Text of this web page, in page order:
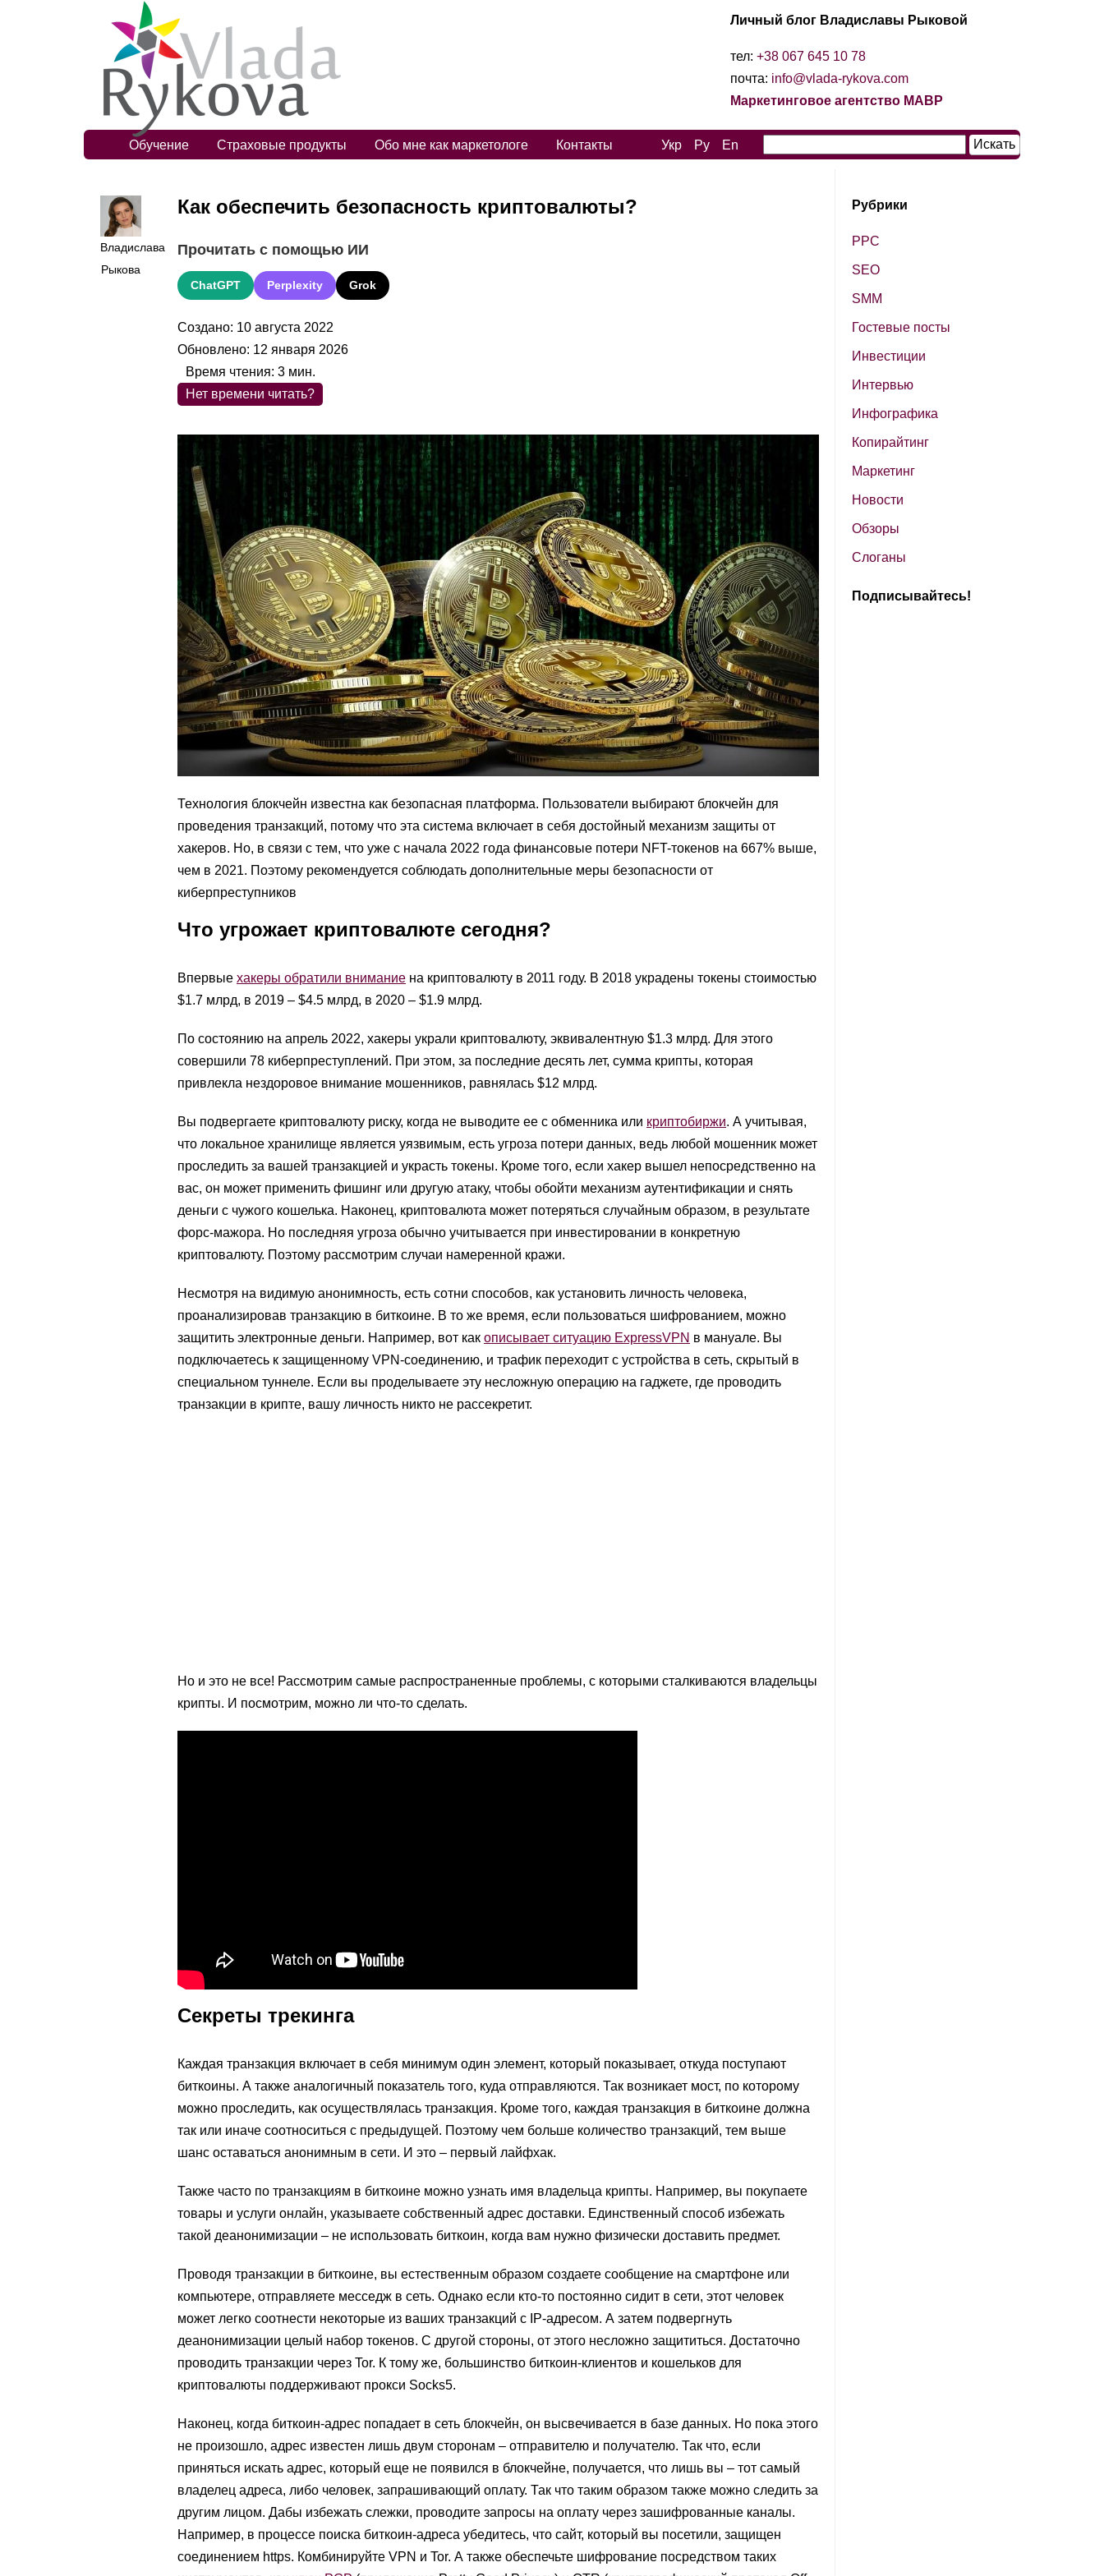
Личный блог Владиславы Рыковой
тел: +38 067 645 10 78
почта: info@vlada-rykova.com
Маркетинговое агентство МАВР
Обучение Страховые продукты Обо мне как маркетологе Контакты Укр Ру En
Владислава
Рыкова
Как обеспечить безопасность криптовалюты?
Прочитать с помощью ИИ
ChatGPT Perplexity Grok
Создано: 10 августа 2022
Обновлено: 12 января 2026
Нет времени читать?
Время чтения: 3 мин.
Технология блокчейн известна как безопасная платформа. Пользователи выбирают блокчейн для
проведения транзакций, потому что эта система включает в себя достойный механизм защиты от
хакеров. Но, в связи с тем, что уже с начала 2022 года финансовые потери NFT-токенов на 667% выше,
чем в 2021. Поэтому рекомендуется соблюдать дополнительные меры безопасности от
киберпреступников
Что угрожает криптовалюте сегодня?
Впервые хакеры обратили внимание на криптовалюту в 2011 году. В 2018 украдены токены стоимостью
$1.7 млрд, в 2019 – $4.5 млрд, в 2020 – $1.9 млрд.
По состоянию на апрель 2022, хакеры украли криптовалюту, эквивалентную $1.3 млрд. Для этого
совершили 78 киберпреступлений. При этом, за последние десять лет, сумма крипты, которая
привлекла нездоровое внимание мошенников, равнялась $12 млрд.
Вы подвергаете криптовалюту риску, когда не выводите ее с обменника или криптобиржи. А учитывая,
что локальное хранилище является уязвимым, есть угроза потери данных, ведь любой мошенник может
проследить за вашей транзакцией и украсть токены. Кроме того, если хакер вышел непосредственно на
вас, он может применить фишинг или другую атаку, чтобы обойти механизм аутентификации и снять
деньги с чужого кошелька. Наконец, криптовалюта может потеряться случайным образом, в результате
форс-мажора. Но последняя угроза обычно учитывается при инвестировании в конкретную
криптовалюту. Поэтому рассмотрим случаи намеренной кражи.
Несмотря на видимую анонимность, есть сотни способов, как установить личность человека,
проанализировав транзакцию в биткоине. В то же время, если пользоваться шифрованием, можно
защитить электронные деньги. Например, вот как описывает ситуацию ExpressVPN в мануале. Вы
подключаетесь к защищенному VPN-соединению, и трафик переходит с устройства в сеть, скрытый в
специальном туннеле. Если вы проделываете эту несложную операцию на гаджете, где проводить
транзакции в крипте, вашу личность никто не рассекретит.
Но и это не все! Рассмотрим самые распространенные проблемы, с которыми сталкиваются владельцы
крипты. И посмотрим, можно ли что-то сделать.
Секреты трекинга
Каждая транзакция включает в себя минимум один элемент, который показывает, откуда поступают
биткоины. А также аналогичный показатель того, куда отправляются. Так возникает мост, по которому
можно проследить, как осуществлялась транзакция. Кроме того, каждая транзакция в биткоине должна
так или иначе соотноситься с предыдущей. Поэтому чем больше количество транзакций, тем выше
шанс оставаться анонимным в сети. И это – первый лайфхак.
Также часто по транзакциям в биткоине можно узнать имя владельца крипты. Например, вы покупаете
товары и услуги онлайн, указываете собственный адрес доставки. Единственный способ избежать
такой деанонимизации – не использовать биткоин, когда вам нужно физически доставить предмет.
Проводя транзакции в биткоине, вы естественным образом создаете сообщение на смартфоне или
компьютере, отправляете месседж в сеть. Однако если кто-то постоянно сидит в сети, этот человек
может легко соотнести некоторые из ваших транзакций с IP-адресом. А затем подвергнуть
деанонимизации целый набор токенов. С другой стороны, от этого несложно защититься. Достаточно
проводить транзакции через Tor. К тому же, большинство биткоин-клиентов и кошельков для
криптовалюты поддерживают прокси Socks5.
Наконец, когда биткоин-адрес попадает в сеть блокчейн, он высвечивается в базе данных. Но пока этого
не произошло, адрес известен лишь двум сторонам – отправителю и получателю. Так что, если
приняться искать адрес, который еще не появился в блокчейне, получается, что лишь вы – тот самый
владелец адреса, либо человек, запрашивающий оплату. Так что таким образом также можно следить за
другим лицом. Дабы избежать слежки, проводите запросы на оплату через зашифрованные каналы.
Например, в процессе поиска биткоин-адреса убедитесь, что сайт, который вы посетили, защищен
соединением https. Комбинируйте VPN и Tor. А также обеспечьте шифрование посредством таких
Рубрики
PPC
SЕО
SМM
Гостевые посты
Инвестиции
Интервью
Инфографика
Копирайтинг
Маркетинг
Новости
Обзоры
Слоганы
Подписывайтесь!